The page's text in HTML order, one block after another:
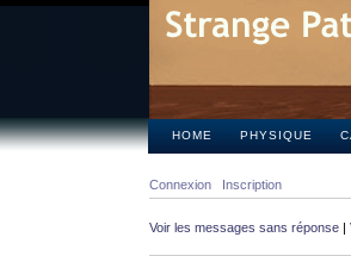
HOME PHYSIQUE
Connexion Inscription
Voir les messages sans réponse |